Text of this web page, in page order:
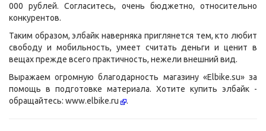
000 рублей. Согласитесь, очень бюджетно, относительно
конкурентов.
Таким образом, элбайк наверняка приглянется тем, кто любит
свободу и мобильность, умеет считать деньги и ценит в
вещах прежде всего практичность, нежели внешний вид.
Выражаем огромную благодарность магазину «Elbike.su» за
помощь в подготовке материала. Хотите купить элбайк -
обращайтесь: www.elbike.ru .